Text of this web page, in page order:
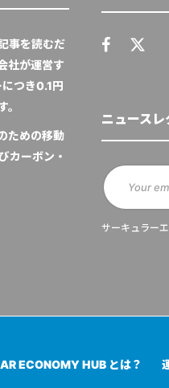
事を読むだ
社が運営す
つき0.1円
ための移動
カーボン・
ニュース
サーキュラー
ECONOMY HUB とは？